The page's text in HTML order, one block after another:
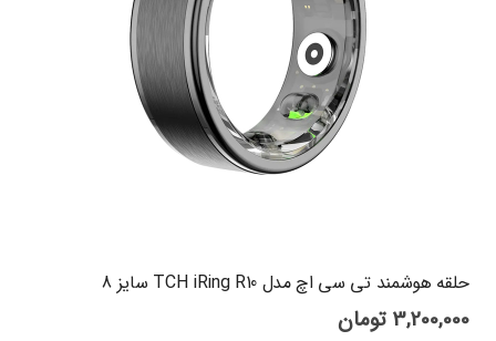
حلقه هوشمند تی سی اچ مدل TCH iRing R10 سایز 8
3,200,000 تومان